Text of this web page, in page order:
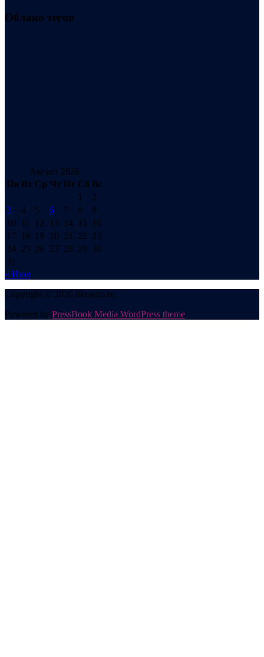
Облако тегов
Август 2026
Пн Вт Ср Чт Пт Сб Вс
1
2
3
4 5 6 7 8
9
10
11 12 13 14 15
16
17
18 19 20 21 22 23
24 25 26 27 28 29 30
31
« Июл
Copyright © 2026 likeauto.ru.
Powered by PressBook Media WordPress theme